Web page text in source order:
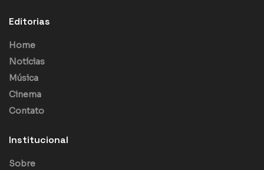
Editorias
Home
Notícias
Música
Cinema
Contato
Institucional
Sobre